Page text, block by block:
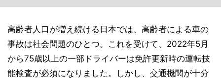
高齢者人口が増え続ける日本では、高齢者による車の
事故は社会問題のひとつ。これを受けて、2022年5月
から75歳以上の一部ドライバーは免許更新時の運転技
能検査が必須になりました。しかし、交通機関が十分